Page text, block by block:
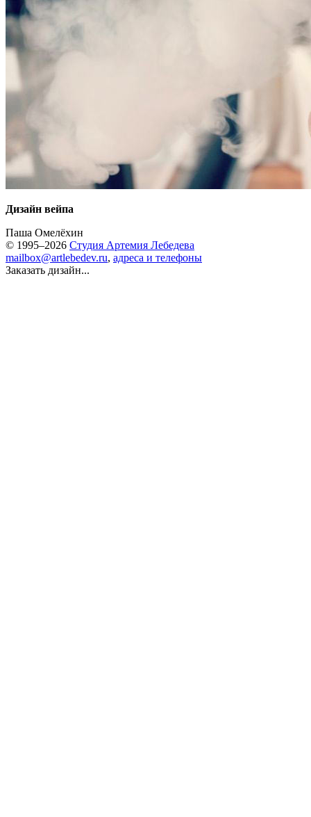
Дизайн вейпа
Паша Омелёхин
© 1995–2026 Студия Артемия Лебедева
mailbox@artlebedev.ru, адреса и телефоны
Заказать дизайн...